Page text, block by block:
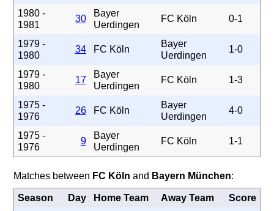
1980 -
1981
30
Bayer
Uerdingen
FC Köln 0-1
1979 -
1980
34 FC Köln
Bayer
Uerdingen
1-0
1979 -
1980
17
Bayer
Uerdingen
FC Köln 1-3
1975 -
1976
26 FC Köln
Bayer
Uerdingen
4-0
1975 -
1976
9
Bayer
Uerdingen
FC Köln 1-1
Matches between FC Köln and Bayern München:
Season Day Home Team Away Team
Score